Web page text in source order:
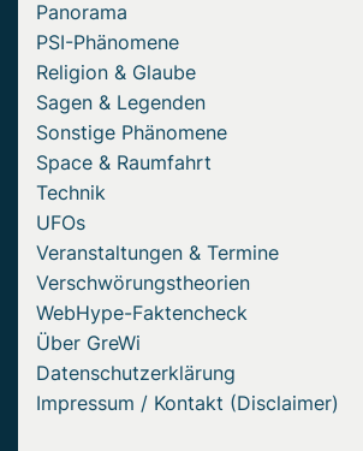
Panorama
PSI-Phänomene
Religion & Glaube
Sagen & Legenden
Sonstige Phänomene
Space & Raumfahrt
Technik
UFOs
Veranstaltungen & Termine
Verschwörungstheorien
WebHype-Faktencheck
Über GreWi
Datenschutzerklärung
Impressum / Kontakt (Disclaimer)